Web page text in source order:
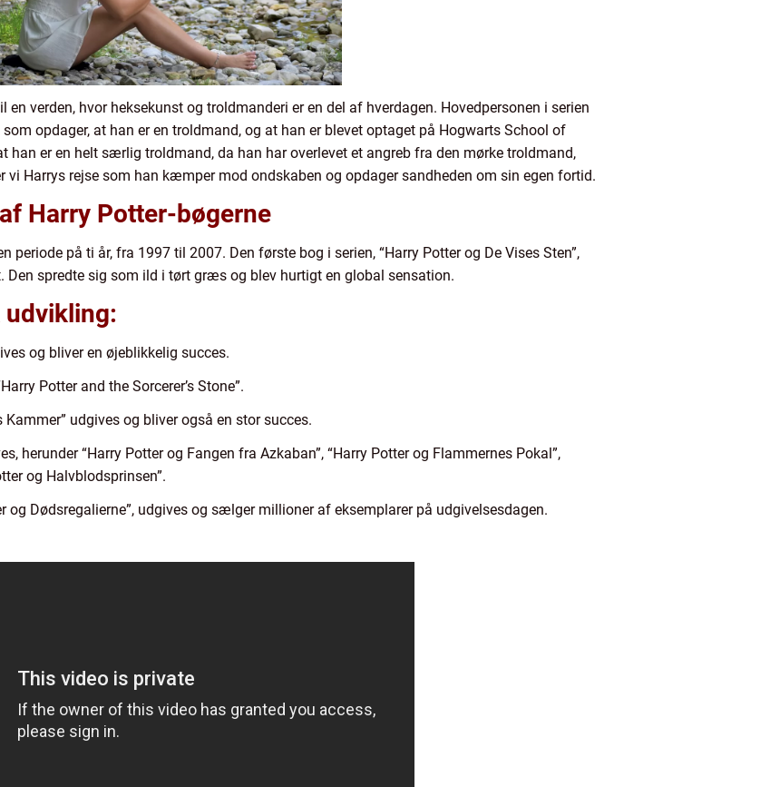
verden, hvor heksekunst og troldmanderi er en del af hverdagen. Hovedpersonen i serien
opdager, at han er en troldmand, og at han er blevet optaget på Hogwarts School of
han er en helt særlig troldmand, da han har overlevet et angreb fra den mørke troldmand,
vi Harrys rejse som han kæmper mod ondskaben og opdager sandheden om sin egen fortid.
Harry Potter-bøgerne
periode på ti år, fra 1997 til 2007. Den første bog i serien, “Harry Potter og De Vises Sten”,
Den spredte sig som ild i tørt græs og blev hurtigt en global sensation.
og bliver en øjeblikkelig succes.
Potter and the Sorcerer’s Stone”.
udgives og bliver også en stor succes.
herunder “Harry Potter og Fangen fra Azkaban”, “Harry Potter og Flammernes Pokal”,
og Halvblodsprinsen”.
og Dødsregalierne”, udgives og sælger millioner af eksemplarer på udgivelsesdagen.